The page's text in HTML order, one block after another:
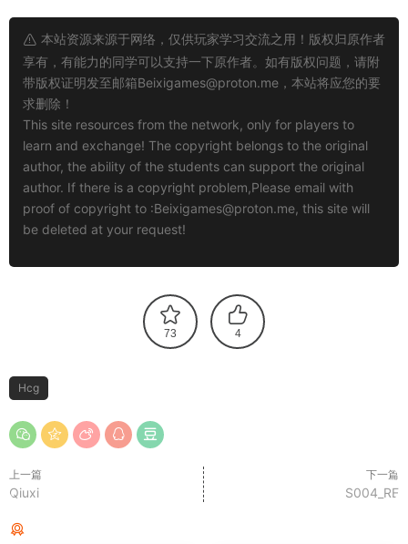
本站资源来源于网络，仅供玩家学习交流之用！版权归原作者
享有，有能力的同学可以支持一下原作者。如有版权问题，请附
带版权证明发至邮箱Beixigames@proton.me ，本站将应您的要
求删除！
This site resources from the network, only for players to
learn and exchange! The copyright belongs to the original
author, the ability of the students can support the original
author. If there is a copyright problem,Please email with
proof of copyright to :Beixigames@proton.me, this site will
be deleted at your request!
73 4
Hcg
上一篇
Qiuxi
下一篇
S004_RE